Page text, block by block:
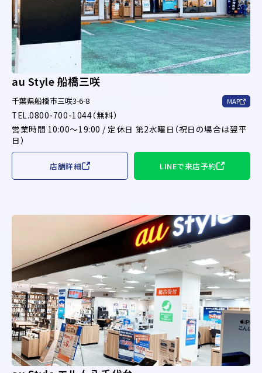
au Style 船橋三咲
千葉県船橋市三咲3-6-8 MAP
TEL.0800-700-1044（無料）
営業時間 10:00～19:00 / 定休日 第2水曜日（祝日の場合は翌平
日）
店舗詳細 LINEで来店予約